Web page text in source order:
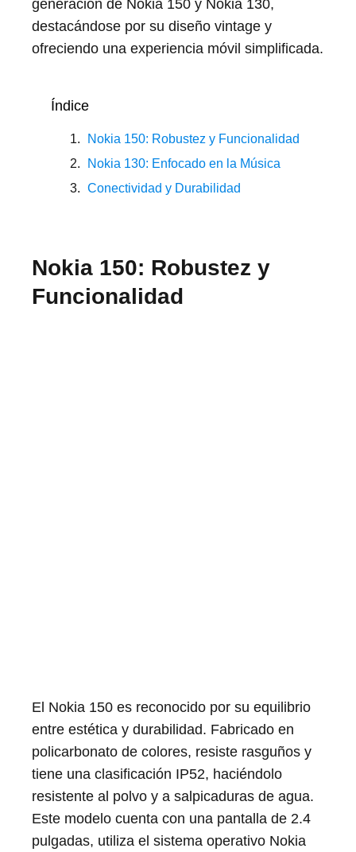
generación de Nokia 150 y Nokia 130,
destacándose por su diseño vintage y
ofreciendo una experiencia móvil simplificada.
Índice
Nokia 150: Robustez y Funcionalidad
Nokia 130: Enfocado en la Música
Conectividad y Durabilidad
Nokia 150: Robustez y
Funcionalidad
El Nokia 150 es reconocido por su equilibrio
entre estética y durabilidad. Fabricado en
policarbonato de colores, resiste rasguños y
tiene una clasificación IP52, haciéndolo
resistente al polvo y a salpicaduras de agua.
Este modelo cuenta con una pantalla de 2.4
pulgadas, utiliza el sistema operativo Nokia